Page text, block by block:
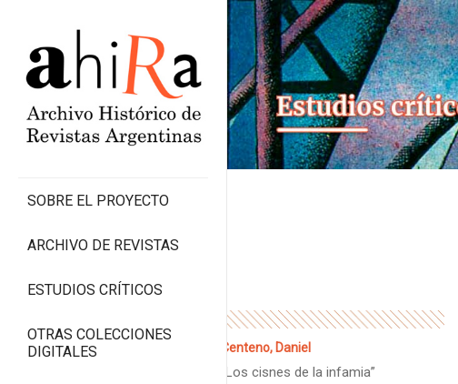
SOBRE EL PROYECTO
ARCHIVO DE REVISTAS
ESTUDIOS CRÍTICOS
OTRAS COLECCIONES
DIGITALES
Centeno, Daniel
“Los cisnes de la infamia”